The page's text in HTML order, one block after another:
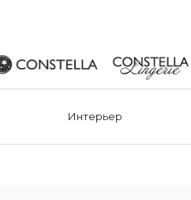
Интерьер